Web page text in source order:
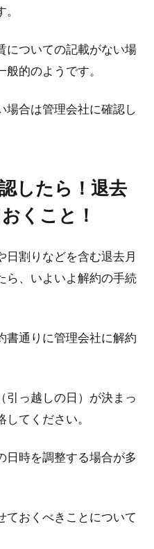
についての記載がない場
的のようです。
場合は管理会社に確認し
したら！退去
くこと！
日割りなどを含む退去月
ら、いよいよ解約の手続
書通りに管理会社に解約
引っ越しの日）が決まっ
てください。
日時を調整する場合が多
ておくべきことについて